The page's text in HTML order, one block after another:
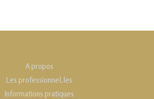
A propos
Les professionnel.les
Informations pratiques